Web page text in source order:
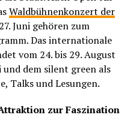
Waldbühnenkonzert der
Juni gehören zum
Das internationale
vom 24. bis 29. August
dem silent green als
Talks und Lesungen.
zur Faszination